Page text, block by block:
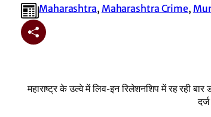
Maharashtra, Maharashtra Crime,
महाराष्ट्र के उल्वे में लिव-इन रिलेशनशिप में रह रही